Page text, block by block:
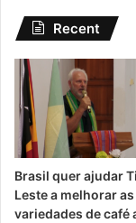
Recent
Brasil quer ajudar
Leste a melhorar as
variedades de café